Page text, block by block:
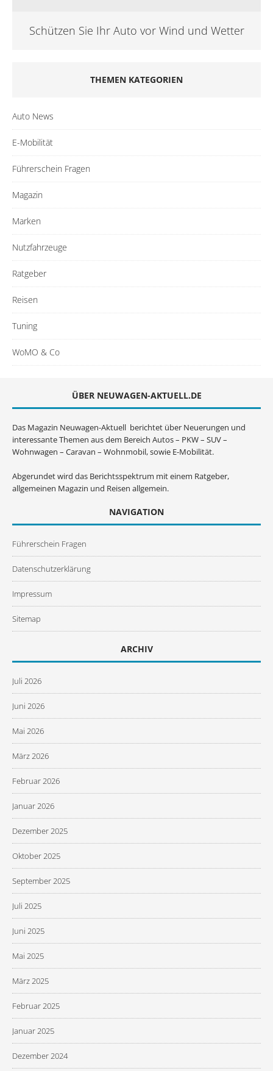
Schützen Sie Ihr Auto vor Wind und Wetter
THEMEN KATEGORIEN
Auto News
E-Mobilität
Führerschein Fragen
Magazin
Marken
Nutzfahrzeuge
Ratgeber
Reisen
Tuning
WoMO & Co
ÜBER NEUWAGEN-AKTUELL.DE
Das Magazin Neuwagen-Aktuell berichtet über Neuerungen und
interessante Themen aus dem Bereich Autos – PKW – SUV –
Wohnwagen – Caravan – Wohnmobil, sowie E-Mobilität.
Abgerundet wird das Berichtsspektrum mit einem Ratgeber,
allgemeinen Magazin und Reisen allgemein.
NAVIGATION
Führerschein Fragen
Datenschutzerklärung
Impressum
Sitemap
ARCHIV
Juli 2026
Juni 2026
Mai 2026
März 2026
Februar 2026
Januar 2026
Dezember 2025
Oktober 2025
September 2025
Juli 2025
Juni 2025
Mai 2025
März 2025
Februar 2025
Januar 2025
Dezember 2024